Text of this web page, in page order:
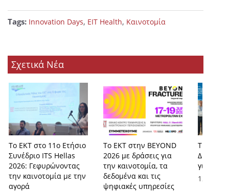
Tags: Innovation Days, EIT Health, Καινοτομία
Σχετικά Νέα
Το ΕΚΤ στο 11ο Ετήσιο
Συνέδριο ITS Hellas
2026: Γεφυρώνοντας
την καινοτομία με την
αγορά
Το ΕΚΤ στην BEYOND
2026 με δράσεις για
την καινοτομία, τα
δεδομένα και τις
ψηφιακές υπηρεσίες
Τρεις
Δίκτυο,
για την